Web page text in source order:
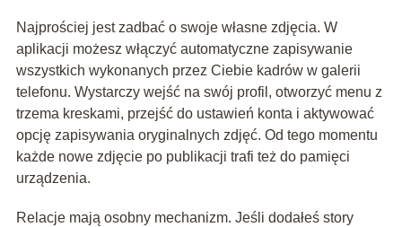
Najprościej jest zadbać o swoje własne zdjęcia. W
aplikacji możesz włączyć automatyczne zapisywanie
wszystkich wykonanych przez Ciebie kadrów w galerii
telefonu. Wystarczy wejść na swój profil, otworzyć menu z
trzema kreskami, przejść do ustawień konta i aktywować
opcję zapisywania oryginalnych zdjęć. Od tego momentu
każde nowe zdjęcie po publikacji trafi też do pamięci
urządzenia.
Relacje mają osobny mechanizm. Jeśli dodałeś story